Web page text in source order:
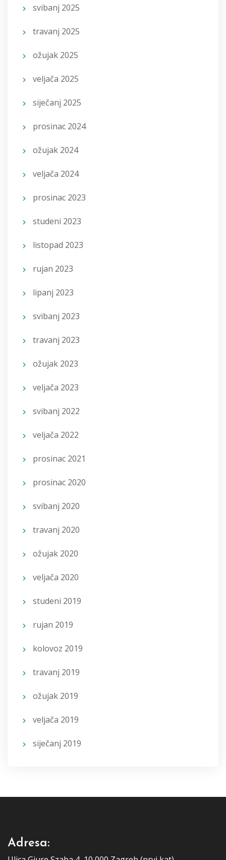
svibanj 2025
travanj 2025
ožujak 2025
veljača 2025
siječanj 2025
prosinac 2024
ožujak 2024
veljača 2024
prosinac 2023
studeni 2023
listopad 2023
rujan 2023
lipanj 2023
svibanj 2023
travanj 2023
ožujak 2023
veljača 2023
svibanj 2022
veljača 2022
prosinac 2021
prosinac 2020
svibanj 2020
travanj 2020
ožujak 2020
veljača 2020
studeni 2019
rujan 2019
kolovoz 2019
travanj 2019
ožujak 2019
veljača 2019
siječanj 2019
Adresa: